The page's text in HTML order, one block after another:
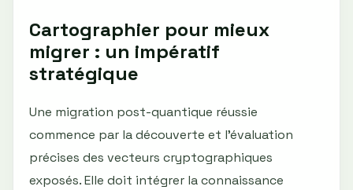
Cartographier pour mieux
migrer : un impératif
stratégique
Une migration post-quantique réussie
commence par la découverte et l’évaluation
précises des vecteurs cryptographiques
exposés. Elle doit intégrer la connaissance